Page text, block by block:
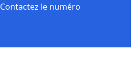
Contactez le numéro